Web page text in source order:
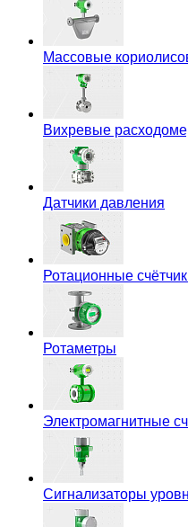
Массовые
Вихревые
Датчики давления
Ротационные
Ротаметры
Электромагнитные
Сигнализаторы